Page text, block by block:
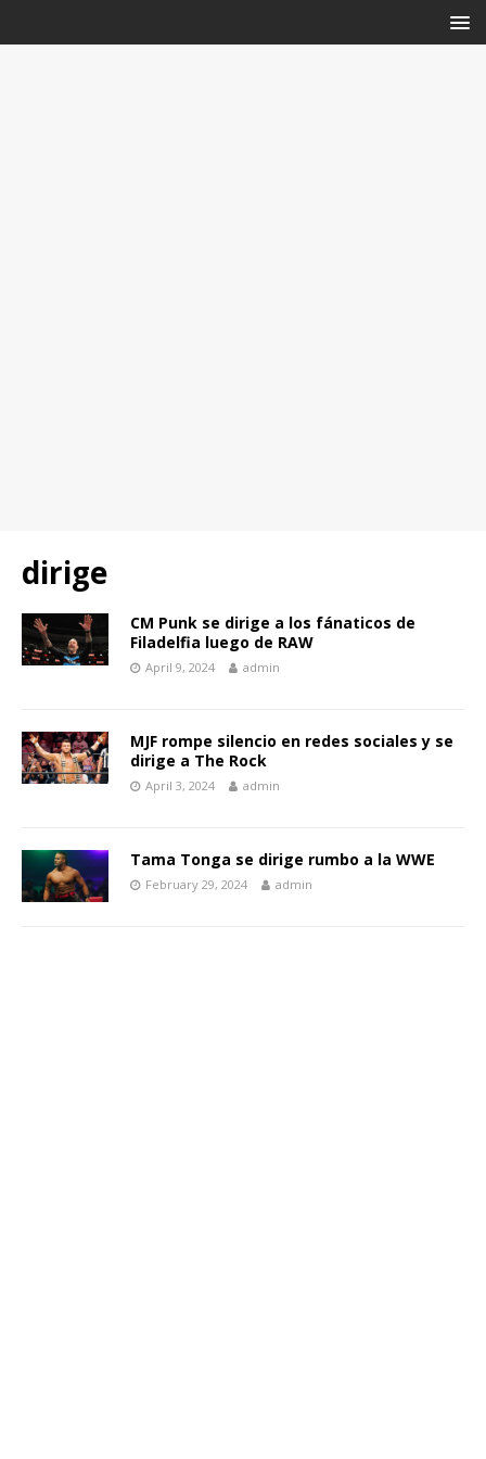
dirige
CM Punk se dirige a los fánaticos de
Filadelfia luego de RAW
April 9, 2024 admin
MJF rompe silencio en redes sociales y se
dirige a The Rock
April 3, 2024 admin
Tama Tonga se dirige rumbo a la WWE
February 29, 2024 admin